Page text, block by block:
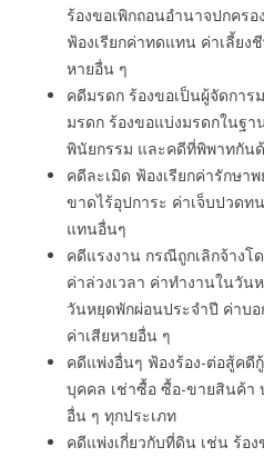
ร้องขอเพิกถอนอำนาจปกคร
ฟ้องเรียกค่าทดแทน ค่าเลี้ยง
หายอื่น ๆ
คดีมรดก ร้องขอเป็นผู้จัดการ
มรดก ร้องขอแบ่งมรดกในฐ
พินัยกรรม และคดีที่พิพาทกัน
คดีละเมิด ฟ้องเรียกค่ารักษา
ขาดไร้อุปการะ ค่าเจ็บปวด
แทนอื่นๆ
คดีแรงงาน กรณีถูกเลิกจ้างโ
ค่าล่วงเวลา ค่าทํางานในวัน
วันหยุดพักผ่อนประจำปี ค่าบ
ค่าเสียหายอื่น ๆ
คดีแพ่งอื่นๆ ฟ้องร้อง-ต่อสู้คดี
บุคคล เช่าซื้อ ซื้อ-ขายสินค้า
อื่น ๆ ทุกประเภท
คดีแพ่งเกี่ยวกับที่ดิน เช่น ร้อ